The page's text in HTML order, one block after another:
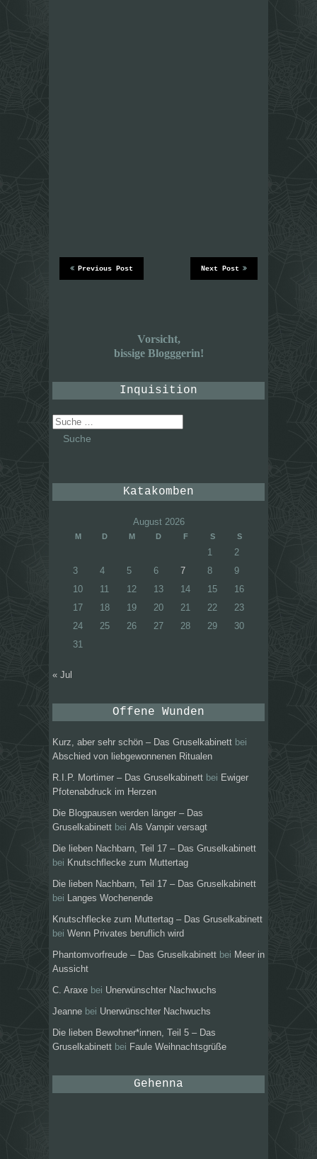
Next Post
Previous Post
Vorsicht,
bissige Blogggerin!
Inquisition
Suche
nach:
Katakomben
August 2026
M D M D F S S
1
2
3
4 5 6 7 8
9
10
11 12 13 14 15
16
17
18 19 20 21 22
23
24
25 26 27 28 29
30
31
« Jul
Offene Wunden
Kurz, aber sehr schön – Das Gruselkabinett bei
Abschied von liebgewonnenen Ritualen
R.I.P. Mortimer – Das Gruselkabinett bei Ewiger
Pfotenabdruck im Herzen
Die Blogpausen werden länger – Das
Gruselkabinett bei Als Vampir versagt
Die lieben Nachbarn, Teil 17 – Das Gruselkabinett
bei Knutschflecke zum Muttertag
Die lieben Nachbarn, Teil 17 – Das Gruselkabinett
bei
Langes Wochenende
Knutschflecke zum Muttertag – Das Gruselkabinett
bei Wenn Privates beruflich wird
Phantomvorfreude – Das Gruselkabinett bei Meer in
Aussicht
C. Araxe bei Unerwünschter Nachwuchs
Jeanne bei Unerwünschter Nachwuchs
Die lieben Bewohner*innen, Teil 5 – Das
Gruselkabinett bei Faule Weihnachtsgrüße
Gehenna